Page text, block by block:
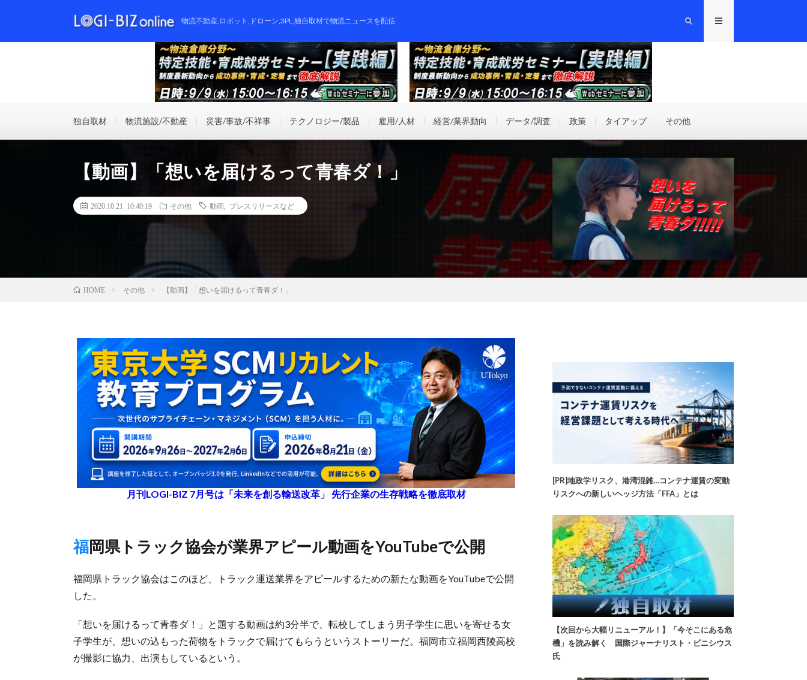
物流不動産,ロボット,ドローン,3PL,独自取材で物流ニュースを配信
独自取材 物流施設/不動産 災害/事故/不祥事 テクノロジー/製品 雇用/人材 経営/業界動向 データ/調査 政策 タイアップ その他
【動画】「想いを届けるって青春ダ！」
2020.10.21 10:40:19 その他 動画 プレスリリースなど
HOME その他 【動画】「想いを届けるって青春ダ！」
月刊LOGI-BIZ 7月号は「未来を創る輸送改革」 先行企業の生存戦略を徹底取材
福岡県トラック協会が業界アピール動画をYouTubeで公開
福岡県トラック協会はこのほど、トラック運送業界をアピールするための新たな動画をYouTubeで公開
した。
「想いを届けるって青春ダ！」と題する動画は約3分半で、転校してしまう男子学生に思いを寄せる女
子学生が、想いの込もった荷物をトラックで届けてもらうというストーリーだ。福岡市立福岡西陵高校
が撮影に協力、出演もしているという。
[PR]地政学リスク、港湾混雑…コンテナ運賃の変動
リスクへの新しいヘッジ方法「FFA」とは
【次回から大幅リニューアル！】「今そこにある危
機」を読み解く 国際ジャーナリスト・ビニシウス
氏